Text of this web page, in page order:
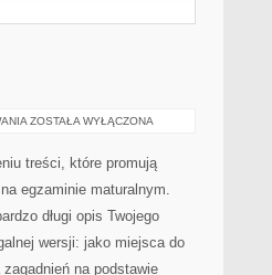
MATURA
ZOSTAŁA WYŁĄCZONA
treści, które promują
egzaminie maturalnym.
długi opis Twojego
wersji: jako miejsca do
na podstawie